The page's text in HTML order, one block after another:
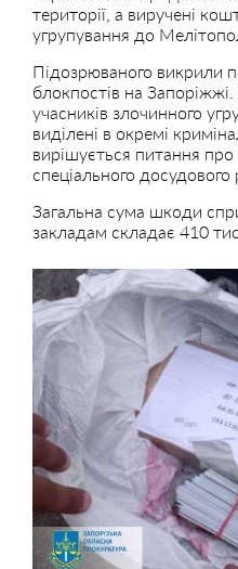
території, а виручені
угрупування до
Підозрюваного викрили
блокпостів на
учасників злочинного
виділені в окремі
вирішується питання
спеціального досудового
Загальна сума шкоди
закладам складає 410